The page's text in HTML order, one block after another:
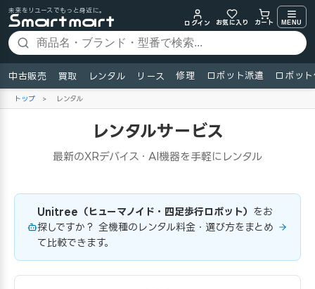
未来をリユースでもっと身近に。
ログイン
お気に入り カート MENU
中古販売 買取 レンタル リース 修理 ロボット派遣 ロボッ
トップ > レンタル
レンタルサービス
最新のXRデバイス・AI機器を手軽にレンタル
Unitree（ヒューマノイド・四足歩行ロボット） をお
探しですか？ 全機種のレンタル料金・選び方をまとめ
て比較できます。